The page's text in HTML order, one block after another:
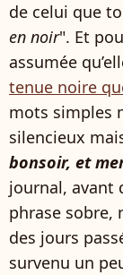
de celui que
en noir". Et
assumée
tenue noire
mots simples
silencieux
bonsoir, et
journal, avant
phrase sobre,
des jours
survenu un